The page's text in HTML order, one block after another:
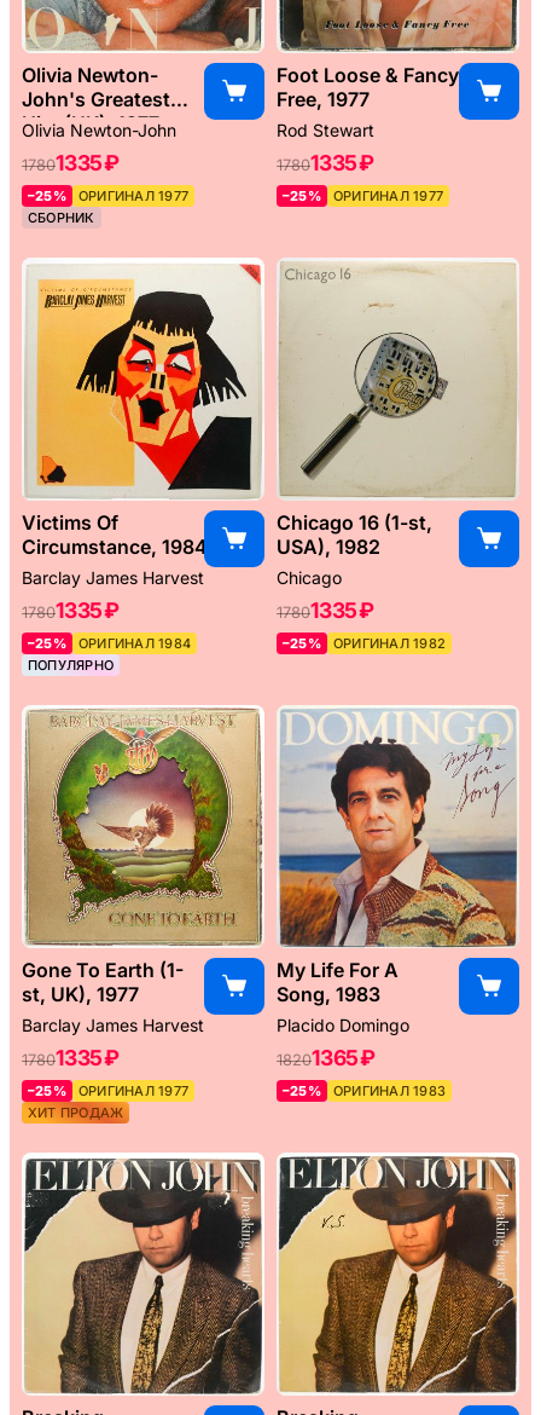
Olivia Newton-
John's Greatest
Hits (UK), 1977
Olivia Newton-John
17801335 ₽
–25%
ОРИГИНАЛ 1977
СБОРНИК
Foot Loose & Fancy
Free, 1977
Rod Stewart
17801335 ₽
–25% ОРИГИНАЛ 1977
Victims Of
Circumstance, 1984
Barclay James Harvest
17801335 ₽
–25%
ОРИГИНАЛ 1984
ПОПУЛЯРНО
Chicago 16 (1-st,
USA), 1982
Chicago
17801335 ₽
–25% ОРИГИНАЛ 1982
Gone To Earth (1-
st, UK), 1977
Barclay James Harvest
17801335 ₽
–25%
ОРИГИНАЛ 1977
ХИТ ПРОДАЖ
My Life For A
Song, 1983
Placido Domingo
18201365 ₽
–25% ОРИГИНАЛ 1983